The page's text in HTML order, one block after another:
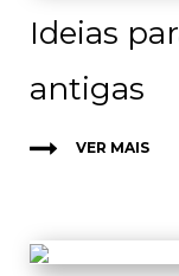
Ideias
antigas
VER MAIS